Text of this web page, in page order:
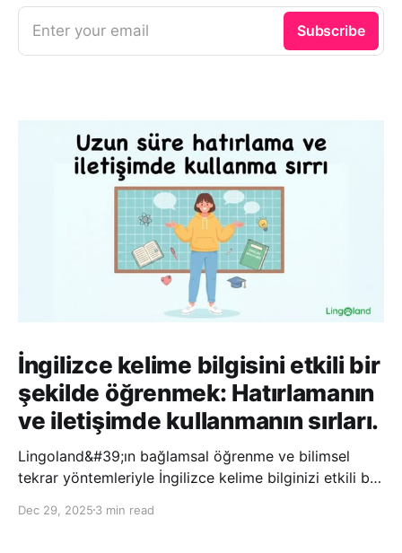
Enter your email Subscribe
İngilizce kelime bilgisini etkili bir
şekilde öğrenmek: Hatırlamanın
ve iletişimde kullanmanın sırları.
Lingoland&#39;ın bağlamsal öğrenme ve bilimsel
tekrar yöntemleriyle İngilizce kelime bilginizi etkili bir
hatırlayabilir ve daha doğal bir şekilde iletişim
Dec 29, 2025 3 min read